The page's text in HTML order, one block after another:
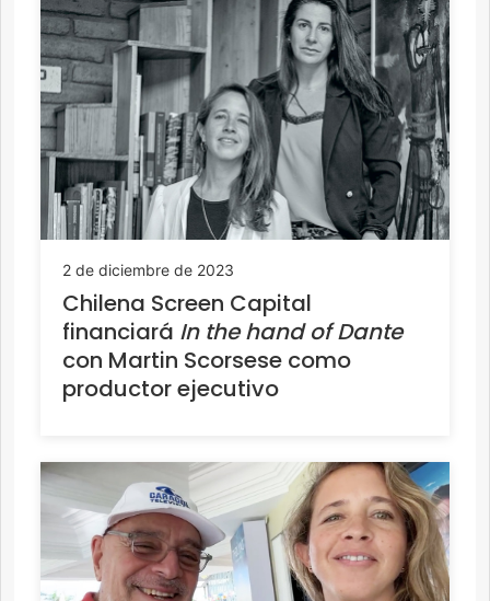
2 de diciembre de 2023
Chilena Screen Capital
financiará In the hand of Dante
con Martin Scorsese como
productor ejecutivo